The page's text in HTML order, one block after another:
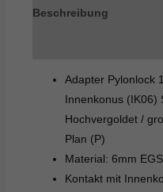
Beschreibung
Adapter Pylonlock
Innenkonus (IK06)
Hochvergoldet /
Plan (P)
Material: 6mm
Kontakt mit